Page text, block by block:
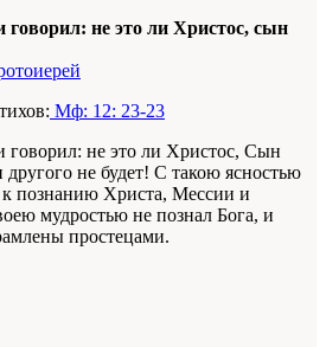
говорил: не это ли Христос, сын
Мф: 12: 23-23
говорил: не это ли Христос, Сын
не будет! С такою ясностью
к познанию Христа, Мессии и
мудростью не познал Бога, и
простецами.